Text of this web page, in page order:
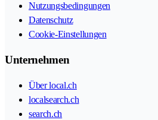
Nutzungsbedingungen
Datenschutz
Cookie-Einstellungen
Unternehmen
Über local.ch
localsearch.ch
search.ch